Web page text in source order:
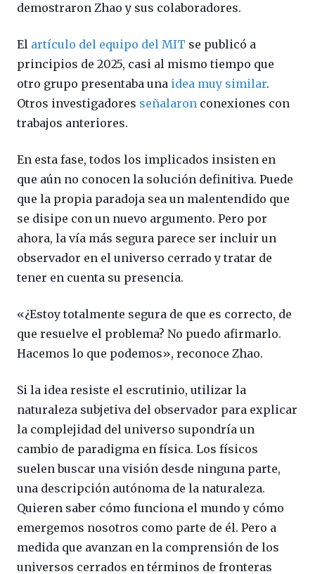
demostraron Zhao y sus colaboradores.
El artículo del equipo del MIT se publicó a
principios de 2025, casi al mismo tiempo que
otro grupo presentaba una idea muy similar.
Otros investigadores señalaron conexiones con
trabajos anteriores.
En esta fase, todos los implicados insisten en
que aún no conocen la solución definitiva. Puede
que la propia paradoja sea un malentendido que
se disipe con un nuevo argumento. Pero por
ahora, la vía más segura parece ser incluir un
observador en el universo cerrado y tratar de
tener en cuenta su presencia.
«¿Estoy totalmente segura de que es correcto, de
que resuelve el problema? No puedo afirmarlo.
Hacemos lo que podemos», reconoce Zhao.
Si la idea resiste el escrutinio, utilizar la
naturaleza subjetiva del observador para explicar
la complejidad del universo supondría un
cambio de paradigma en física. Los físicos
suelen buscar una visión desde ninguna parte,
una descripción autónoma de la naturaleza.
Quieren saber cómo funciona el mundo y cómo
emergemos nosotros como parte de él. Pero a
medida que avanzan en la comprensión de los
universos cerrados en términos de fronteras